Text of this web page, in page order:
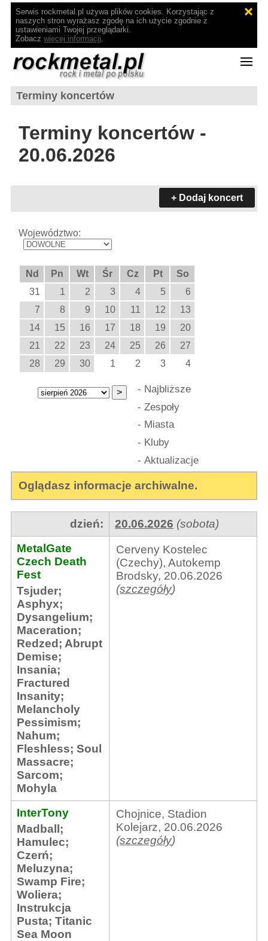
Serwis rockmetal.pl używa plików cookies. Korzystając z
naszych stron wyrażasz zgodę na ich użycie zgodnie z
ustawieniami Twojej przeglądarki.
Zobacz więcej informacji.
Terminy koncertów
Terminy koncertów -
20.06.2026
+ Dodaj koncert
Województwo:
Nd Pn Wt Śr Cz Pt
So
31
1 2 3 4 5
6
7
8 9 10 11 12
13
14
15 16 17 18 19
20
21
22 23 24 25 26
27
28
29 30 1 2 3 4
- Najbliższe
- Zespoły
- Miasta
- Kluby
- Aktualizacje
Oglądasz informacje archiwalne.
dzień: 20.06.2026 (sobota)
MetalGate
Czech Death
Fest
Tsjuder;
Asphyx;
Dysangelium;
Maceration;
Redzed; Abrupt
Demise;
Insania;
Fractured
Insanity;
Melancholy
Pessimism;
Nahum;
Fleshless;Soul
Massacre;
Sarcom;
Mohyla
Cerveny Kostelec
(Czechy), Autokemp
Brodsky, 20.06.2026
(szczegóły)
InterTony
Madball;
Hamulec;
Czerń;
Meluzyna;
Swamp Fire;
Woliera;
Instrukcja
Pusta;Titanic
Sea Moon
Chojnice, Stadion
Kolejarz, 20.06.2026
(szczegóły)